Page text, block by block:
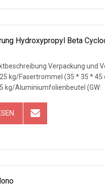
Hydroxypropyl Beta
Verpackung und
Fasertrommel (35 * 35 * 45 cm, GW: 28
kg/Aluminiumfolienbeutel (GW: